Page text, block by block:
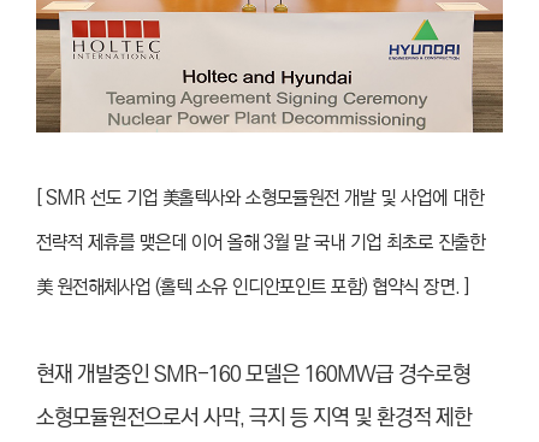
[ SMR 선도 기업 美홀텍사와 소형모듈원전 개발 및 사업에 대한
전략적 제휴를 맺은데 이어 올해 3월 말 국내 기업 최초로 진출한
美 원전해체사업 (홀텍 소유 인디안포인트 포함) 협약식 장면. ]
현재 개발중인 SMR-160 모델은 160MW급 경수로형
소형모듈원전으로서 사막, 극지 등 지역 및 환경적 제한